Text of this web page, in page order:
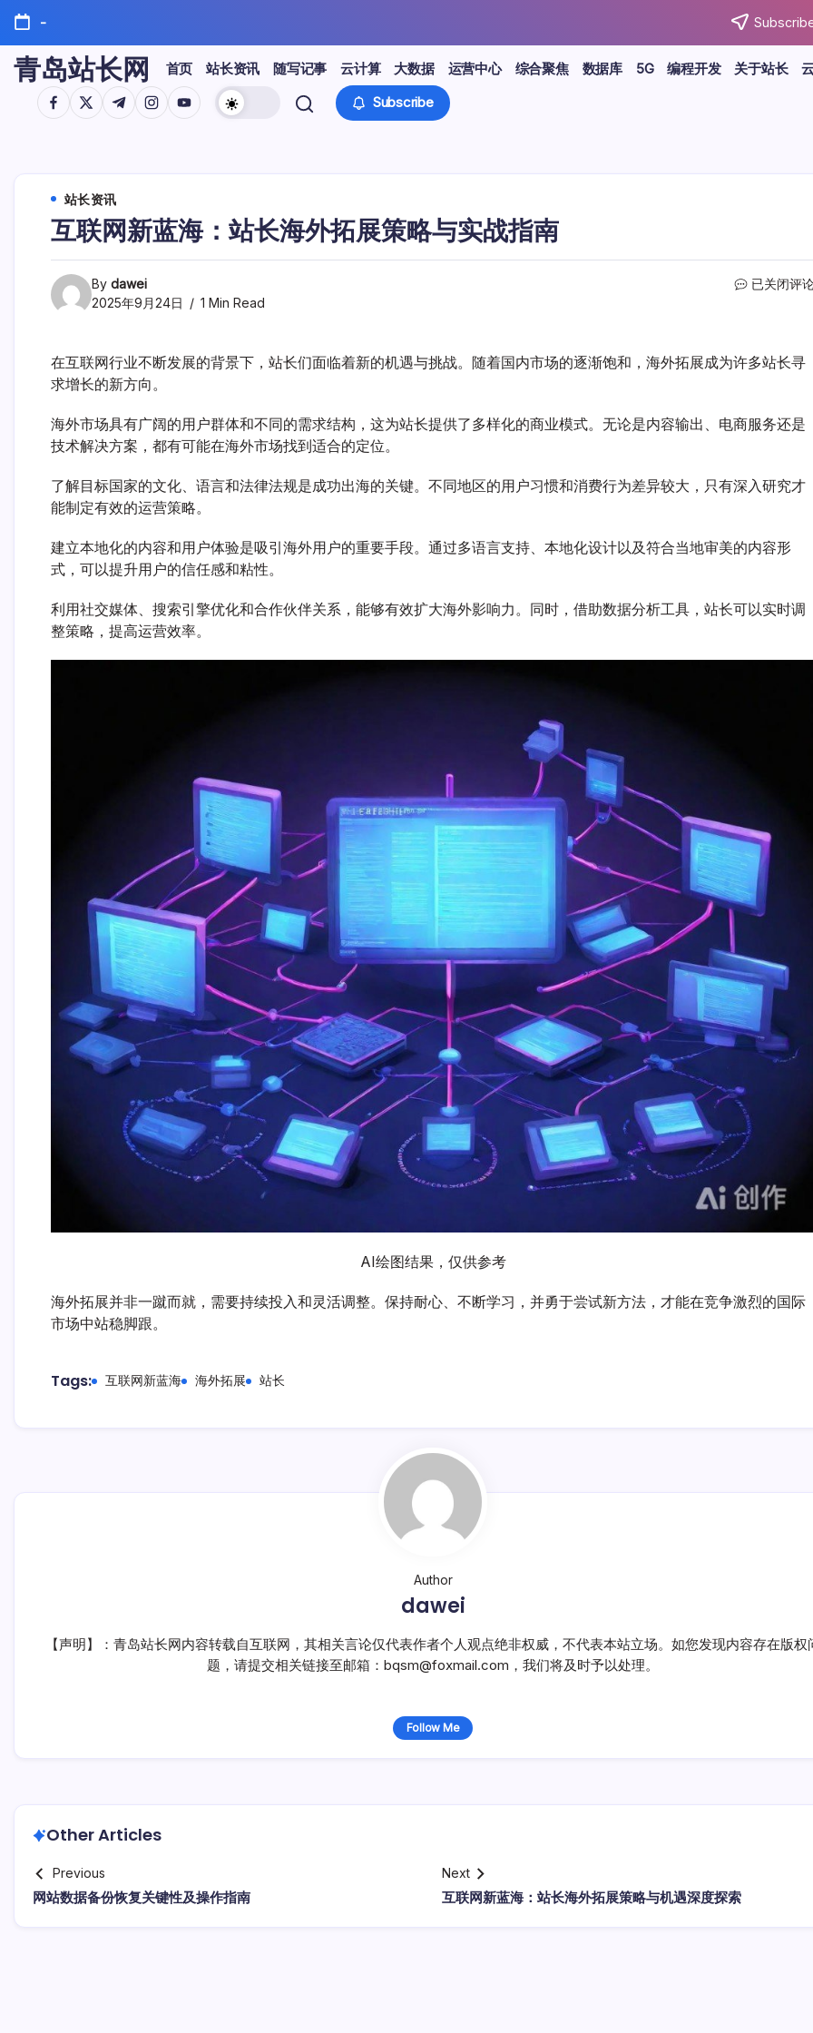
Skip
content
-
青岛站长网 首页 站长资讯 随写记事 云计算 大数据 运营中心 综合聚焦 数据库 5G 编程开发 关于站长
https://www.facebook.com/
https://twitter.com/
https://t.me/
https://www.instagram.com/
https://youtube.com/ Subscribe
站长资讯
互联网新蓝海：站长海外拓展策略与实战指南
By dawei
2025年9月24日
1 Min Read
互
蓝
长
海
展
与
指
已关闭评
在互联网行业不断发展的背景下，站长们面临着新的机遇与挑战。随着国内市场的逐渐饱和，海外拓展成为许多站长寻
求增长的新方向。
海外市场具有广阔的用户群体和不同的需求结构，这为站长提供了多样化的商业模式。无论是内容输出、电商服务还是
技术解决方案，都有可能在海外市场找到适合的定位。
了解目标国家的文化、语言和法律法规是成功出海的关键。不同地区的用户习惯和消费行为差异较大，只有深入研究才
能制定有效的运营策略。
建立本地化的内容和用户体验是吸引海外用户的重要手段。通过多语言支持、本地化设计以及符合当地审美的内容形
式，可以提升用户的信任感和粘性。
利用社交媒体、搜索引擎优化和合作伙伴关系，能够有效扩大海外影响力。同时，借助数据分析工具，站长可以实时调
整策略，提高运营效率。
AI绘图结果，仅供参考
海外拓展并非一蹴而就，需要持续投入和灵活调整。保持耐心、不断学习，并勇于尝试新方法，才能在竞争激烈的国际
市场中站稳脚跟。
Tags: 互联网新蓝海 海外拓展 站长
Author
dawei
【声明】：青岛站长网内容转载自互联网，其相关言论仅代表作者个人观点绝非权威，不代表本站立场。如您发现内容存在版权
题，请提交相关链接至邮箱：bqsm@foxmail.com，我们将及时予以处理。
Follow Me
Other Articles
Previous
网站数据备份恢复关键性及操作指南
Next
互联网新蓝海：站长海外拓展策略与机遇深度探索